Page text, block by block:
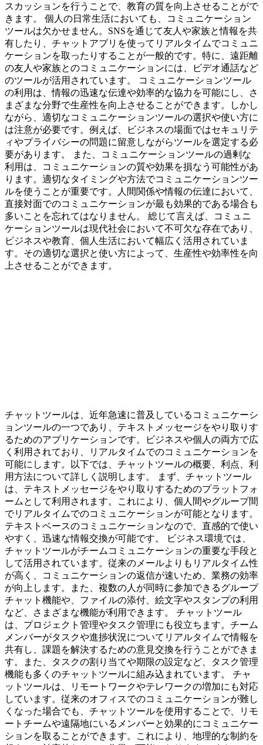
スカッションを行うことで、教育の質を向上させることがで
きます。 個人の日常生活においても、コミュニケーション
ツールは欠かせません。SNSを通じて友人や家族と情報を共
有したり、チャットアプリを使ってリアルタイムでコミュニ
ケーションを取ったりすることが一般的です。特に、遠距離
の友人や家族とのコミュニケーションには、ビデオ通話など
のツールが活用されています。 コミュニケーションツール
の利用は、情報の迅速な伝達や効率的な協力を可能にし、さ
まざまな分野で生産性を向上させることができます。しかし
ながら、適切なコミュニケーションツールの選択や使い方に
は注意が必要です。例えば、ビジネスの場面ではセキュリテ
ィやプライバシーの問題に留意しながらツールを選定する必
要があります。 また、コミュニケーションツールの過剰な
利用は、コミュニケーションの質や効果を損なう可能性があ
ります。適切なタイミングや方法でコミュニケーションツー
ルを使うことが重要です。人間関係や情報の伝達において、
直接対面でのコミュニケーションが最も効果的である場合も
多いことを忘れてはなりません。 総じて言えば、コミュニ
ケーションツールは現代社会において不可欠な存在であり、
ビジネスや教育、個人生活において幅広く活用されていま
す。その適切な選択と使い方によって、生産性や効率性を向
上させることができます。
チャットツールは、近年急速に普及しているコミュニケーシ
ョンツールの一つであり、テキストメッセージをやり取りす
るためのアプリケーションです。ビジネスや個人の両方で広
く利用されており、リアルタイムでのコミュニケーションを
可能にします。以下では、チャットツールの概要、利点、利
用方法について詳しく説明します。 まず、チャットツール
は、テキストメッセージをやり取りするためのプラットフォ
ームとして利用されます。これにより、個人間やグループ間
でリアルタイムでのコミュニケーションが可能となります。
テキストベースのコミュニケーションなので、直感的で使い
やすく、迅速な情報交換が可能です。 ビジネス環境では、
チャットツールがチームコミュニケーションの重要な手段と
して活用されています。従来のメールよりもリアルタイム性
が高く、コミュニケーションの返信が速いため、業務の効率
が向上します。また、複数の人が同時に参加できるグループ
チャット機能や、ファイルの添付、絵文字やスタンプの利用
など、さまざまな機能が利用できます。 チャットツール
は、プロジェクト管理やタスク管理にも役立ちます。チーム
メンバーがタスクや進捗状況についてリアルタイムで情報を
共有し、課題を解決するための意見交換を行うことができま
す。また、タスクの割り当てや期限の設定など、タスク管理
機能も多くのチャットツールに組み込まれています。 チャ
ットツールは、リモートワークやテレワークの増加にも対応
しています。従来のオフィスでのコミュニケーションが難し
くなった場合でも、チャットツールを使用することで、リモ
ートチームや遠隔地にいるメンバーと効果的にコミュニケー
ションを取ることができます。これにより、地理的な制約を